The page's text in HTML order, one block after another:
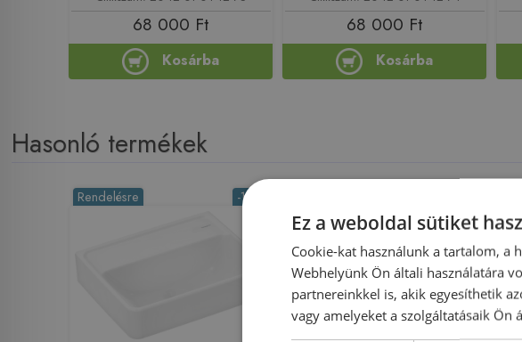
68 000 Ft
Kosárba
68 000 Ft
Kosárba
Hasonló termékek
-16%
Rendelésre
Ez a weboldal sütiket
Cookie-kat használunk a tartalom, a
Webhelyünk Ön általi használatára
partnereinkkel is, akik egyesíthetik
vagy amelyeket a szolgáltatásaik Ön